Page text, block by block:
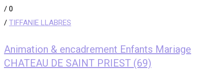
/ 0
/ TIFFANIE LLABRES
Animation & encadrement Enfants Mariage
CHATEAU DE SAINT PRIEST (69)